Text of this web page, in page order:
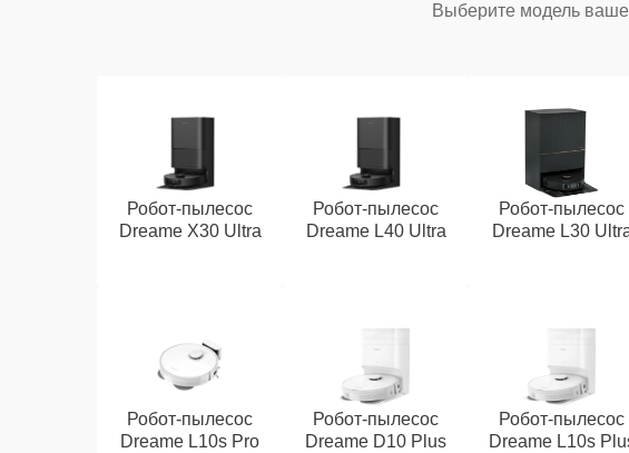
Выберите модель
Робот-пылесос
Dreame X30 Ultra
Робот-пылесос
Dreame L40 Ultra
Робот-пылесос
Dreame L30
Робот-пылесос
Dreame L10s Pro
Робот-пылесос
Dreame D10 Plus
Робот-пылесос
Dreame L10s